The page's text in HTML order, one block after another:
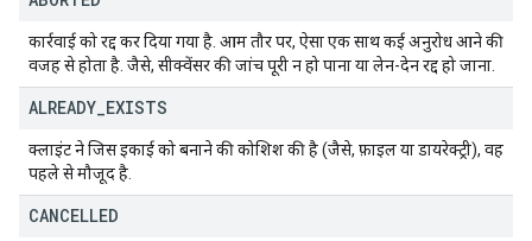
कार्रवाई को रद्द कर दिया गया है. आम तौर पर, ऐसा एक साथ कई अनुरोध आने की
वजह से होता है. जैसे, सीक्वेंसर की जांच पूरी न हो पाना या लेन-देन रद्द हो जाना.
ALREADY EXISTS
क्लाइंट ने जिस इकाई को बनाने की कोशिश की है (जैसे, फ़ाइल या डायरेक्ट्री), वह
पहले से मौजूद है.
CANCELLED